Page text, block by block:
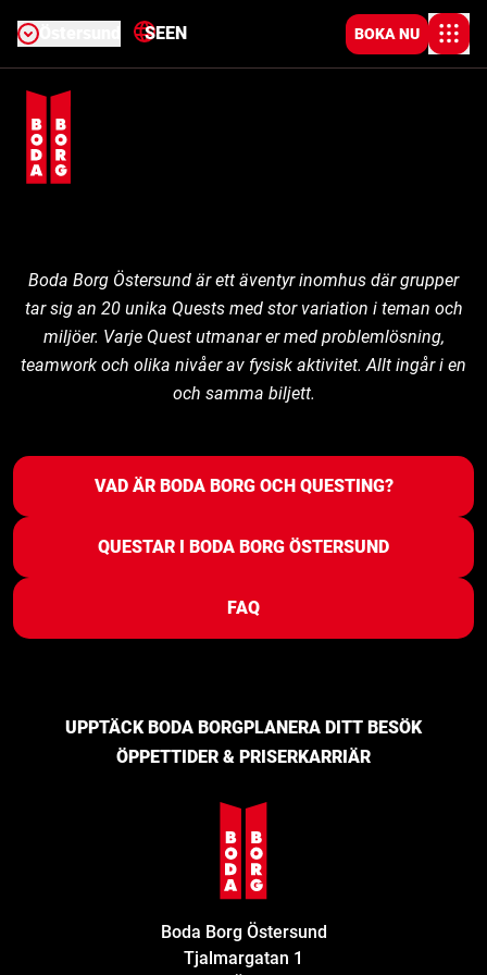
SEEN BOKA NU
Boda Borg Östersund är ett äventyr inomhus där grupper
tar sig an 20 unika Quests med stor variation i teman och
miljöer. Varje Quest utmanar er med problemlösning,
teamwork och olika nivåer av fysisk aktivitet. Allt ingår i en
och samma biljett.
VAD ÄR BODA BORG OCH QUESTING?
QUESTAR I BODA BORG ÖSTERSUND
FAQ
UPPTÄCK BODA BORGPLANERA DITT BESÖK
ÖPPETTIDER & PRISERKARRIÄR
Boda Borg Östersund
Tjalmargatan 1